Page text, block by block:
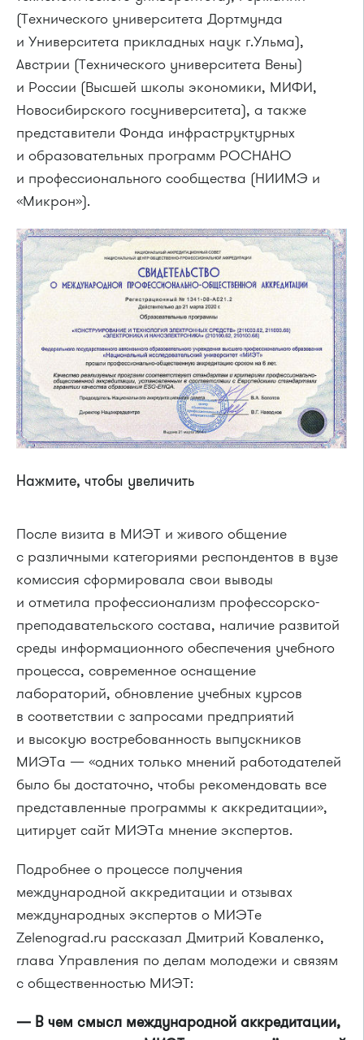
(Технического университета Дортмунда
и Университета прикладных наук г.Ульма),
Австрии (Технического университета Вены)
и России (Высшей школы экономики, МИФИ,
Новосибирского госуниверситета), а также
представители Фонда инфраструктурных
и образовательных программ РОСНАНО
и профессионального сообщества (НИИМЭ и
«Микрон»).
Нажмите, чтобы увеличить
После визита в МИЭТ и живого общение
с различными категориями респондентов в вузе
комиссия сформировала свои выводы
и отметила профессионализм профессорско-
преподавательского состава, наличие развитой
среды информационного обеспечения учебного
процесса, современное оснащение
лабораторий, обновление учебных курсов
в соответствии с запросами предприятий
и высокую востребованность выпускников
МИЭТа — «одних только мнений работодателей
было бы достаточно, чтобы рекомендовать все
представленные программы к аккредитации»,
цитирует сайт МИЭТа мнение экспертов.
Подробнее о процессе получения
международной аккредитации и отзывах
международных экспертов о МИЭТе
Zelenograd.ru рассказал Дмитрий Коваленко,
глава Управления по делам молодежи и связям
с общественностью МИЭТ:
— В чем смысл международной аккредитации,